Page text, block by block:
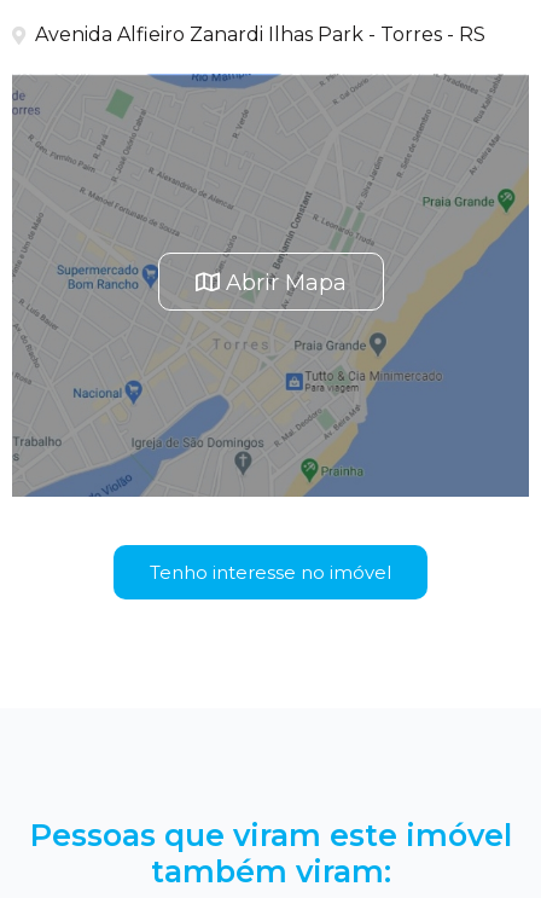
Avenida Alfieiro Zanardi Ilhas Park - Torres - RS
Abrir Mapa
Tenho interesse no imóvel
Pessoas que viram este imóvel
também viram: